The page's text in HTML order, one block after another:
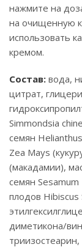
нажмите на
на очищенную
использовать
кремом.
Состав: вода,
цитрат,
Simmondsia
семян
Zea Mays
(макадамии),
семян Sesamum
плодов Hibiscus
диметикона/